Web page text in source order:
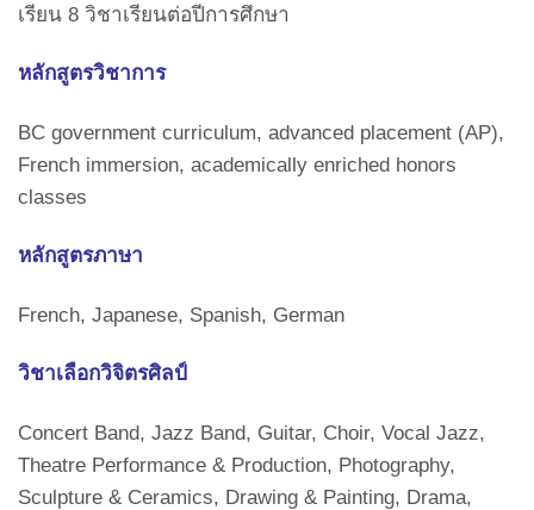
เรียน 8 วิชาเรียนต่อปีการศึกษา
หลักสูตรวิชาการ
BC government curriculum, advanced placement (AP),
French immersion, academically enriched honors
classes
หลักสูตรภาษา
French, Japanese, Spanish, German
วิชาเลือกวิจิตรศิลป์
Concert Band, Jazz Band, Guitar, Choir, Vocal Jazz,
Theatre Performance & Production, Photography,
Sculpture & Ceramics, Drawing & Painting, Drama,